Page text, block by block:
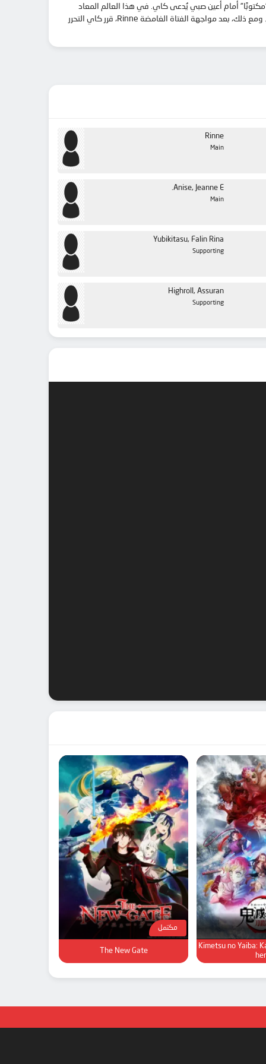
أمام أعين صبي يُدعى كاي. في هذا العالم المعاد
كتابته، يشهد كاي هزيمة البشرية في الحرب نتيجة لغياب سيد – حيث تحكم التنانين والشياطين الأرض الآن، وأصبح كاي نفسه وجودًا منسيًا لجميع البشر. ومع ذلك، بعد مواجهة الفتاة الغامضة Rinne، قرر كاي التحرر
Rinne
Main
Anise, Jeanne E.
Main
Yubikitasu, Falin Rina
Supporting
Highroll, Assuran
Supporting
Kimetsu no Yaiba:
مكتمل
The New Gate